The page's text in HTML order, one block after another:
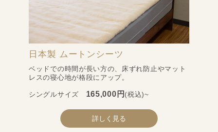
日本製 ムートンシーツ
ベッドでの時間が長い方の、床ずれ防止やマット
レスの寝心地が格段にアップ。
シングルサイズ 165,000円 (税込)~
詳しく見る